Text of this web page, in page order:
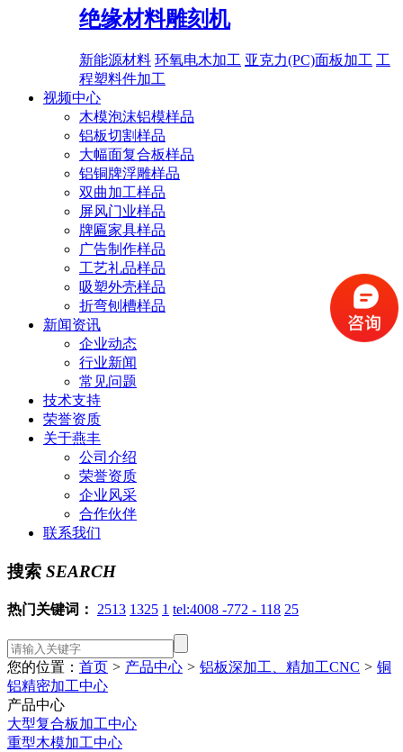
绝缘材料雕刻机
新能源材料 环氧电木加工 亚克力(PC)面板加工 工
程塑料件加工
视频中心
木模泡沫铝模样品
铝板切割样品
大幅面复合板样品
铝铜牌浮雕样品
双曲加工样品
屏风门业样品
牌匾家具样品
广告制作样品
工艺礼品样品
吸塑外壳样品
折弯刨槽样品
新闻资讯
企业动态
行业新闻
常见问题
技术支持
荣誉资质
关于燕丰
公司介绍
荣誉资质
企业风采
合作伙伴
联系我们
搜索 SEARCH
热门关键词： 2513 1325 1 tel:4008 -772 - 118 25
您的位置： 首页 > 产品中心 > 铝板深加工、精加工CNC > 铜
铝精密加工中心
产品中心
大型复合板加工中心
重型木模加工中心